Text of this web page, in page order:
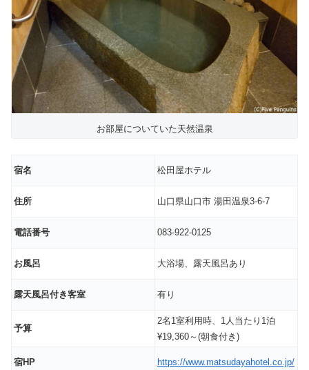
お部屋についていた天然温泉
宿名 松田屋ホテル
住所 山口県山口市 湯田温泉3-6-7
電話番号 083-922-0125
お風呂 大浴場、露天風呂あり
露天風呂付き客室 有り
予算
2名1室利用時、1人当たり1泊
¥19,360～(朝食付き)
宿HP https://www.matsudayahotel.co.jp/